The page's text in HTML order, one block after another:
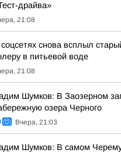
драйва»
21:08
снова всплыл
в питьевой воде
21:08
Шумков: В Заозерном
озера Черного
Вчера, 21:03
Шумков: В самом